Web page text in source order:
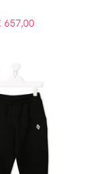
657,00